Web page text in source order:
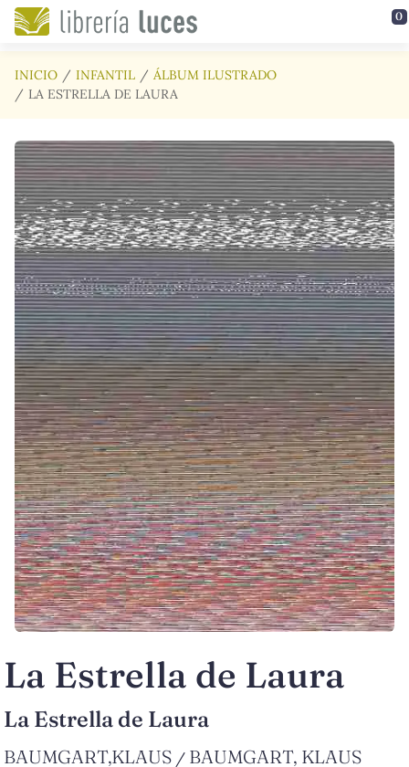
Saltar al contenido principal 0
INICIO INFANTIL
ÁLBUM ILUSTRADO
LA ESTRELLA DE LAURA
La Estrella de Laura
La Estrella de Laura
BAUMGART,KLAUS / BAUMGART, KLAUS